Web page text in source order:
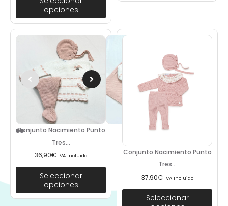
opciones
Conjunto Nacimiento Punto
Tres...
36,90€ IVA Incluido
Seleccionar
opciones
Conjunto Nacimiento Punto
Tres...
37,90€ IVA Incluido
Seleccionar